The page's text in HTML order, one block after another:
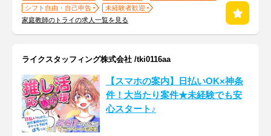
シフト自由・自己申告
未経験者歓迎
家庭教師のトライの求人一覧を見る
ライクスタッフィング株式会社 /tki0116aa
【スマホの案内】日払いOK×神条
件！大当たり案件★未経験でも安
心スタート♪